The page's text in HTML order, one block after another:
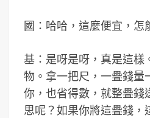
國：哈哈，這麼便宜，怎
基：是呀是呀，真是這樣
物。拿一把尺，一疊錢量
你，也省得數，就整疊錢
思呢？如果你將這疊錢，